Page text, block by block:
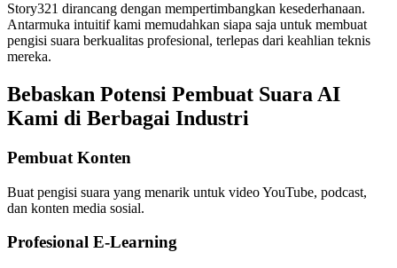
Story321 dirancang dengan mempertimbangkan kesederhanaan.
Antarmuka intuitif kami memudahkan siapa saja untuk membuat
pengisi suara berkualitas profesional, terlepas dari keahlian teknis
mereka.
Bebaskan Potensi Pembuat Suara AI
Kami di Berbagai Industri
Pembuat Konten
Buat pengisi suara yang menarik untuk video YouTube, podcast,
dan konten media sosial.
Profesional E-Learning